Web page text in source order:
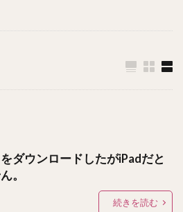
ダウンロードしたがiPadだと
。
続きを読む